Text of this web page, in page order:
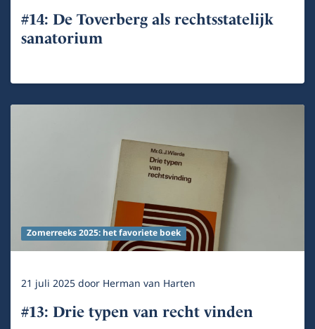
#14: De Toverberg als rechtsstatelijk
sanatorium
Zomerreeks 2025: het favoriete boek
21 juli 2025door Herman van Harten
#13: Drie typen van recht vinden